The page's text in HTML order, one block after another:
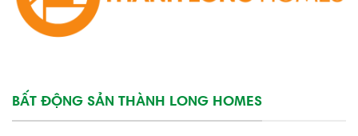
BẤT ĐỘNG SẢN THÀNH LONG HOMES